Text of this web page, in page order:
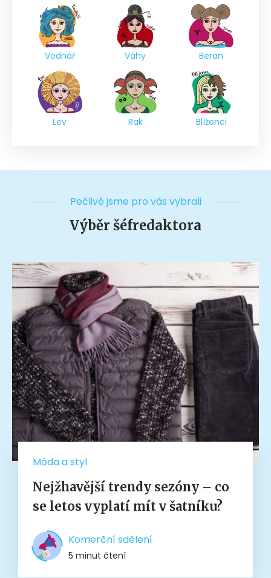
Vodnář Váhy Beran
Lev Rak Blíženci
Pečlivě jsme pro vás vybrali
Výběr šéfredaktora
Móda a styl
Nejžhavější trendy sezóny – co
se letos vyplatí mít v šatníku?
Komerční sdělení
5 minut čtení